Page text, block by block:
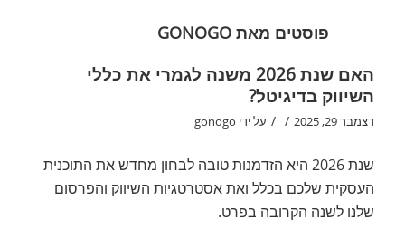
פוסטים מאת GONOGO
האם שנת 2026 משנה לגמרי את כללי
השיווק בדיגיטל?
דצמבר 29, 2025 /
/ על ידי gonogo
שנת 2026 היא הזדמנות טובה לבחון מחדש את התוכנית
העסקית שלכם בכלל ואת אסטרטגיות השיווק והפרסום
שלנו לשנה הקרובה בפרט.